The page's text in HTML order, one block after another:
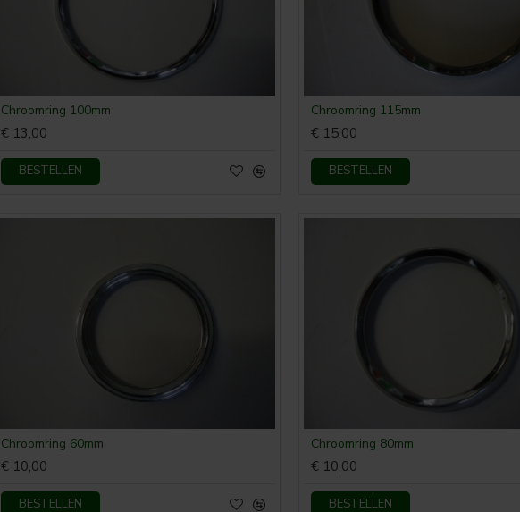
Chroomring 100mm
€ 13,00
BESTELLEN
Chroomring 115mm
€ 15,00
BESTELLEN
Chroomring 60mm
€ 10,00
BESTELLEN
Chroomring 80mm
€ 10,00
BESTELLEN